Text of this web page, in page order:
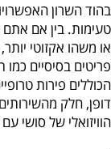
בהוד השרון
טעימות. בין אם אתם
או משהו אקזוטי
פריטים בסיסיים כמו
הכוללים פירות
דופן, חלק
הוויזואלי של סושי